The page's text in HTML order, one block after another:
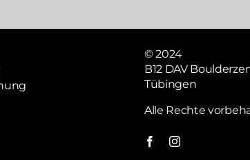
© 2024
B12 DAV
Tübingen
Alle Rechte